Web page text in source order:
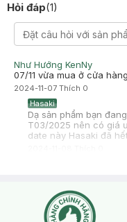
Hỏi đáp(1)
Như Hướng KenNy
07/11 vừa mua ở cửa
2024-11-07 Thích 0
Hasaki
Dạ sản phẩm bạn
T03/2025 nên có giá
date này Hasaki đã